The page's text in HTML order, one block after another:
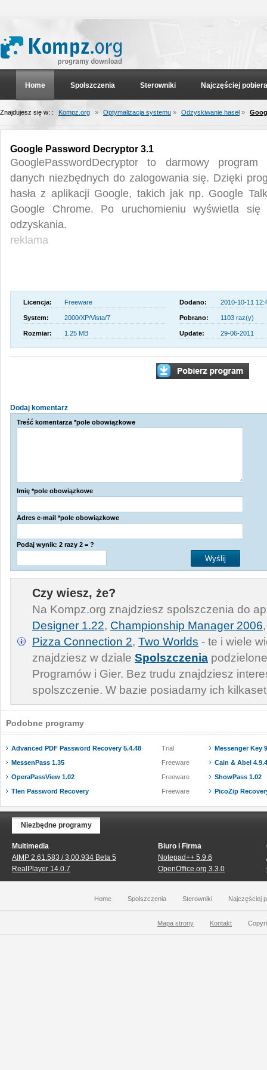
Home Spolszczenia Sterowniki Najczęściej
Znajdujesz się w: : Kompz.org » Optymalizacja systemu » Odzyskiwanie haseł »
Google Password Decryptor 3.1
GooglePasswordDecryptor to darmowy program
danych niezbędnych do zalogowania się. Dzięki
hasła z aplikacji Google, takich jak np. Google
Google Chrome. Po uruchomieniu wyświetla
odzyskania.
reklama
Licencja: Freeware Dodano: 2010-10-11
System: 2000/XP/Vista/7 Pobrano: 1103 raz(y)
Rozmiar: 1.25 MB Update: 29-06-2011
Dodaj komentarz
Treść komentarza *pole obowiązkowe
Imię *pole obowiązkowe
Adres e-mail *pole obowiązkowe
Podaj wynik: 2 razy 2 = ?
Czy wiesz, że?
Na Kompz.org znajdziesz spolszczenia do
Designer 1.22, Championship Manager 2006
Pizza Connection 2, Two Worlds - te i wiele
znajdziesz w dziale Spolszczenia
Programów i Gier. Bez trudu znajdziesz
spolszczenie. W bazie posiadamy ich
Podobne programy
Advanced PDF Password Recovery 5.4.48
Trial
MessenPass 1.35
Freeware
OperaPassView 1.02
Freeware
Tlen Password Recovery
Freeware
Messenger Key
Cain & Abel
ShowPass 1.02
PicoZip
Niezbędne programy
Multimedia
AIMP 2.61.583 / 3.00.934 Beta 5
RealPlayer 14.0.7
Biuro i Firma
Notepad++ 5.9.6
OpenOffice.org 3.3.0
Home Spolszczenia Sterowniki Najczęściej
Mapa strony Kontakt